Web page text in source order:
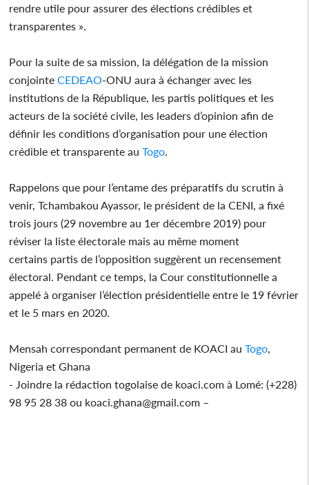
rendre utile pour assurer des élections crédibles et
transparentes ».
Pour la suite de sa mission, la délégation de la mission
conjointe CEDEAO-ONU aura à échanger avec les
institutions de la République, les partis politiques et les
acteurs de la société civile, les leaders d’opinion afin de
définir les conditions d’organisation pour une élection
crédible et transparente auTogo
Rappelons que pour l’entame des préparatifs du scrutin à
venir, Tchambakou Ayassor, le président de la CENI, a fixé
trois jours (29 novembre au 1er décembre 2019) pour
réviser la liste électorale mais au même moment
certains partis de l’opposition suggèrent un recensement
électoral. Pendant ce temps, la Cour constitutionnelle a
appelé à organiser l’élection présidentielle entre le 19 février
et le 5 mars en 2020.
Mensah correspondant permanent de KOACI auTogo
Nigeria et Ghana
- Joindre la rédaction togolaise de koaci.com à Lomé: (+228)
98 95 28 38 ou koaci.ghana@gmail.com –